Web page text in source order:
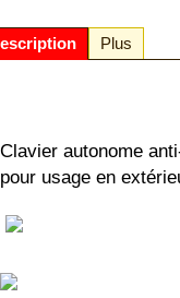
Plus
Clavier autonome
pour usage en